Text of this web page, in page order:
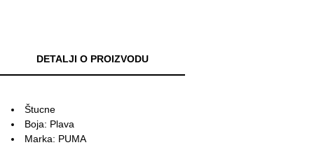
DETALJI O PROIZVODU
Štucne
Boja: Plava
Marka: PUMA